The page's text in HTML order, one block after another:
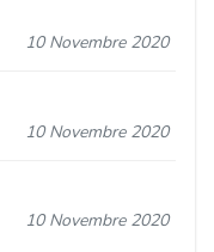
10 Novembre 2020
10 Novembre 2020
10 Novembre 2020